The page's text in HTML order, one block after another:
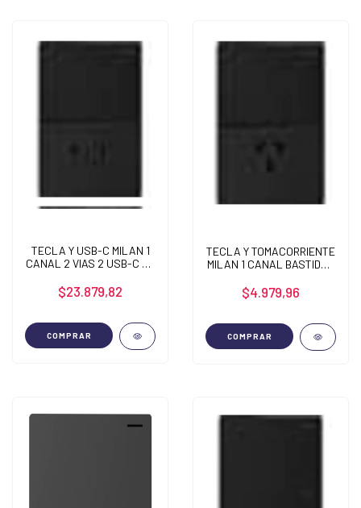
TECLA Y USB-C MILAN 1
CANAL 2 VIAS 2 USB-C DE
$23.879,82
COMPRAR
TECLA Y TOMACORRIENTE
MILAN 1 CANAL BASTIDOR
$4.979,96
COMPRAR